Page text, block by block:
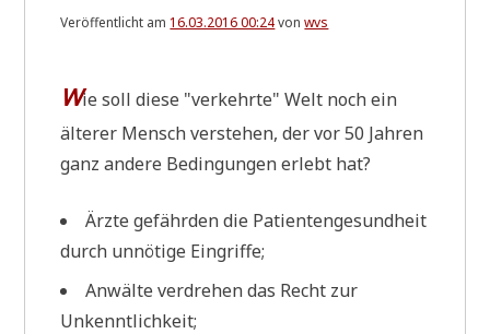
Veröffentlicht am 16.03.2016 00:24vonwvs
Wie soll die­se "ver­kehr­te" Welt noch ein
älte­rer Mensch ver­ste­hen, der vor 50 Jah­ren
ganz ande­re Bedin­gun­gen erlebt hat?
Ärz­te gefähr­den die Pati­en­ten­ge­sund­heit
durch unnö­ti­ge Eingriffe;
Anwäl­te ver­dre­hen das Recht zur
Unkenntlichkeit;